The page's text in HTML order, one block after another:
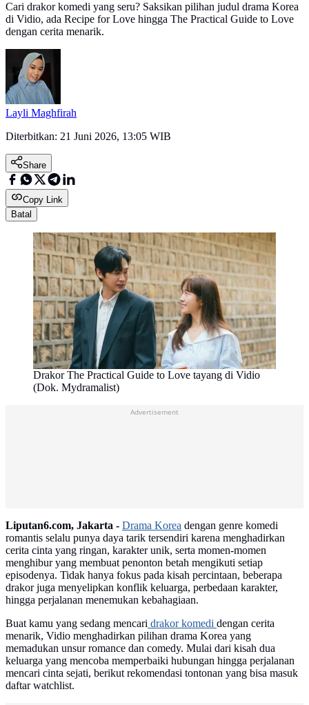
Cari drakor komedi yang seru? Saksikan pilihan judul drama Korea
di Vidio, ada Recipe for Love hingga The Practical Guide to Love
dengan cerita menarik.
Layli Maghfirah
Diterbitkan: 21 Juni 2026, 13:05 WIB
Share
Copy Link
Batal
Drakor The Practical Guide to Love tayang di Vidio
(Dok. Mydramalist)
Advertisement
Liputan6.com, Jakarta - Drama Korea dengan genre komedi
romantis selalu punya daya tarik tersendiri karena menghadirkan
cerita cinta yang ringan, karakter unik, serta momen-momen
menghibur yang membuat penonton betah mengikuti setiap
episodenya. Tidak hanya fokus pada kisah percintaan, beberapa
drakor juga menyelipkan konflik keluarga, perbedaan karakter,
hingga perjalanan menemukan kebahagiaan.
Buat kamu yang sedang mencari drakor komedi dengan cerita
menarik, Vidio menghadirkan pilihan drama Korea yang
memadukan unsur romance dan comedy. Mulai dari kisah dua
keluarga yang mencoba memperbaiki hubungan hingga perjalanan
mencari cinta sejati, berikut rekomendasi tontonan yang bisa masuk
daftar watchlist.